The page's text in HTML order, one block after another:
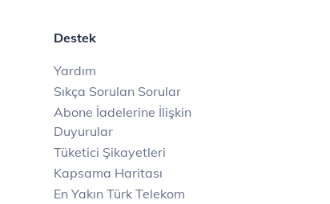
Destek
Yardım
Sıkça Sorulan Sorular
Abone İadelerine İlişkin
Duyurular
Tüketici Şikayetleri
Kapsama Haritası
En Yakın Türk Telekom